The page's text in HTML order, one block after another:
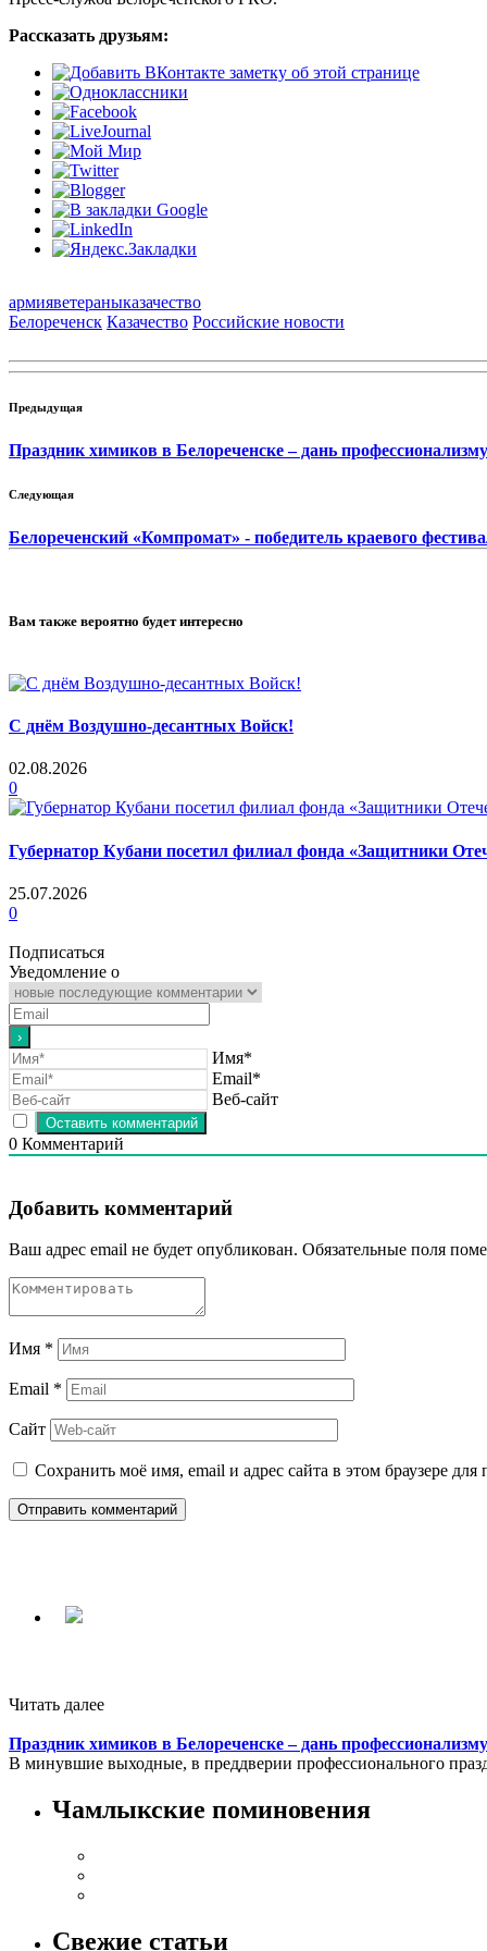
Рассказать друзьям:
армияветераныказачество
Белореченск Казачество Российские новости
Предыдущая
Праздник химиков в Белореченске – дань
Следующая
Белореченский «Компромат» - победитель краевого
Вам также вероятно будет интересно
С днём Воздушно-десантных Войск!
02.08.2026
0
Губернатор Кубани посетил филиал фонда «Защитники
25.07.2026
0
Подписаться
Уведомление о
Имя*
Email*
Веб-сайт
0 Комментарий
Добавить комментарий
Ваш адрес email не будет опубликован. Обязательные поля
Имя *
Email *
Сайт
Сохранить моё имя, email и адрес сайта в этом браузере
Читать далее
Праздник химиков в Белореченске – дань
В минувшие выходные, в преддверии профессионального
Чамлыкские поминовения
Свежие статьи